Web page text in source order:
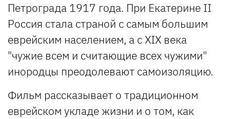
Петрограда 1917 года. При Екатерине II
Россия стала страной с самым большим
еврейским населением, а с XIX века
"чужие всем и считающие всех чужими"
инородцы преодолевают самоизоляцию.
Фильм рассказывает о традиционном
еврейском укладе жизни и о том, как